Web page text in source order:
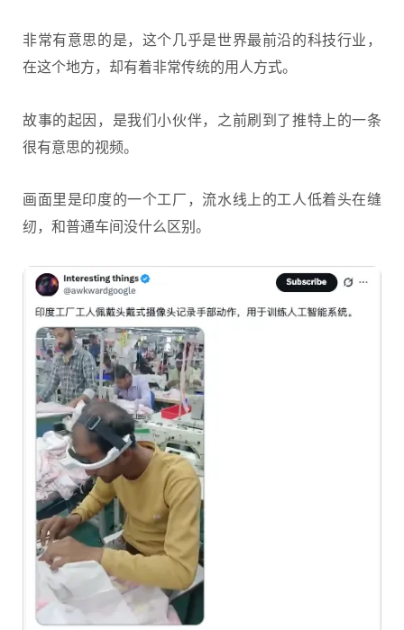
非常有意思的是，这个几乎是世界最前沿的科技行业，
在这个地方，却有着非常传统的用人方式。
故事的起因，是我们小伙伴，之前刷到了推特上的一条
很有意思的视频。
画面里是印度的一个工厂，流水线上的工人低着头在缝
纫，和普通车间没什么区别。